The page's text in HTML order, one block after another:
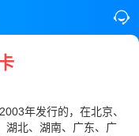
年发行的，在北京、
湖北、湖南、广东、广